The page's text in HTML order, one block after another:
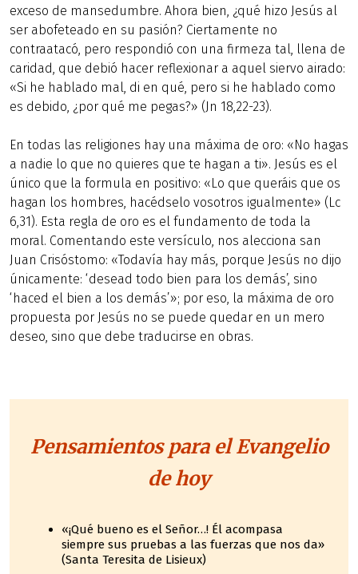
exceso de mansedumbre. Ahora bien, ¿qué hizo Jesús al
ser abofeteado en su pasión? Ciertamente no
contraatacó, pero respondió con una firmeza tal, llena de
caridad, que debió hacer reflexionar a aquel siervo airado:
«Si he hablado mal, di en qué, pero si he hablado como
es debido, ¿por qué me pegas?» (Jn 18,22-23).
En todas las religiones hay una máxima de oro: «No hagas
a nadie lo que no quieres que te hagan a ti». Jesús es el
único que la formula en positivo: «Lo que queráis que os
hagan los hombres, hacédselo vosotros igualmente» (Lc
6,31). Esta regla de oro es el fundamento de toda la
moral. Comentando este versículo, nos alecciona san
Juan Crisóstomo: «Todavía hay más, porque Jesús no dijo
únicamente: ‘desead todo bien para los demás’, sino
‘haced el bien a los demás’»; por eso, la máxima de oro
propuesta por Jesús no se puede quedar en un mero
deseo, sino que debe traducirse en obras.
Pensamientos para el Evangelio
de hoy
«¡Qué bueno es el Señor…! Él acompasa
siempre sus pruebas a las fuerzas que nos da»
(Santa Teresita de Lisieux)